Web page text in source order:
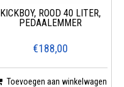
KICKBOY, ROOD 40 LITER,
PEDAALEMMER
€188,00
Toevoegen aan winkelwagen